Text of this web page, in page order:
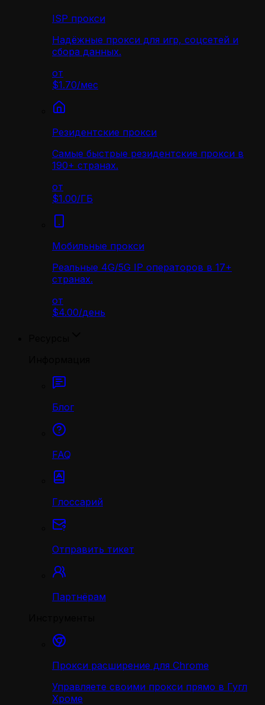
ISP прокси
Надёжные прокси для игр, соцсетей и
сбора данных.
от
$1.70/мес
Резидентские прокси
Самые быстрые резидентские прокси в
190+ странах.
от
$1.00/ГБ
Мобильные прокси
Реальные 4G/5G IP операторов в 17+
странах.
от
$4.00/день
Блог
FAQ
Глоссарий
Отправить тикет
Партнёрам
Прокси расширение для Chrome
Управляете своими прокси прямо в Гугл
Хроме